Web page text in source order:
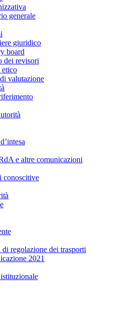
generale
giuridico
board
dei revisori
etico
valutazione
e altre comunicazioni
conoscitive
regolazione dei trasporti
2021